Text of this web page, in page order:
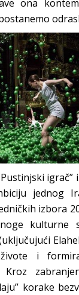
ona
jednog
izbora
kulturne
i
Kroz
korake